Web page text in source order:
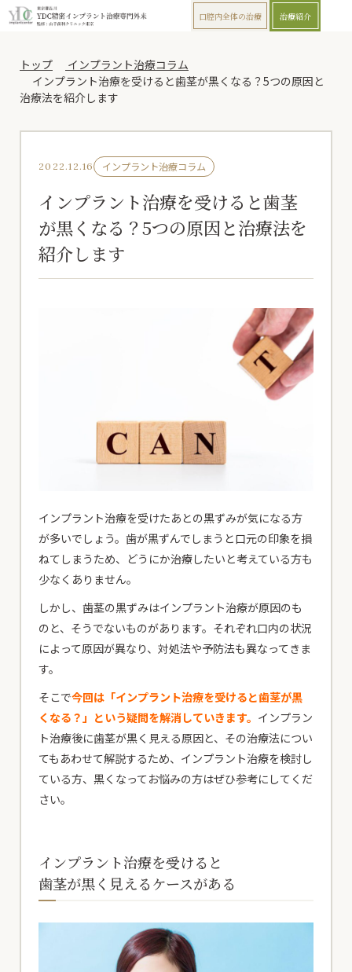
口腔内全体の治療 治療紹介
トップ
インプラント治療コラム
インプラント治療を受けると歯茎が黒くなる？5つの原因と
治療法を紹介します
2022.12.16 インプラント治療コラム
インプラント治療を受けると歯茎
が黒くなる？5つの原因と治療法を
紹介します
インプラント治療を受けたあとの黒ずみが気になる方
が多いでしょう。歯が黒ずんでしまうと口元の印象を損
ねてしまうため、どうにか治療したいと考えている方も
少なくありません。
しかし、歯茎の黒ずみはインプラント治療が原因のも
のと、そうでないものがあります。それぞれ口内の状況
によって原因が異なり、対処法や予防法も異なってきま
す。
そこで今回は「インプラント治療を受けると歯茎が黒
くなる？」という疑問を解消していきます。 インプラン
ト治療後に歯茎が黒く見える原因と、その治療法につい
てもあわせて解説するため、インプラント治療を検討し
ている方、黒くなってお悩みの方はぜひ参考にしてくだ
さい。
インプラント治療を受けると
歯茎が黒く見えるケースがある
24時間初診専用WEB予約